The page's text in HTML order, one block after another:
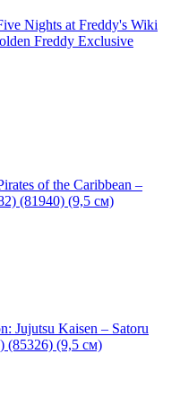
Nights at Freddy's Wiki
Freddy Exclusive
of the Caribbean –
(81940) (9,5 см)
Jujutsu Kaisen – Satoru
(85326) (9,5 см)